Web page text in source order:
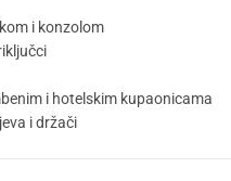
i konzolom
i hotelskim kupaonicama
i držači